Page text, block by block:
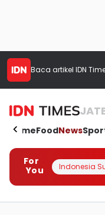
Baca artikel IDN
HomeFoodNews
For
You
Indonesia